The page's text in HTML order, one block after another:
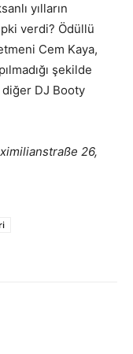
yılların
verdi? Ödüllü
Cem Kaya,
şekilde
diğer DJ Booty
26,